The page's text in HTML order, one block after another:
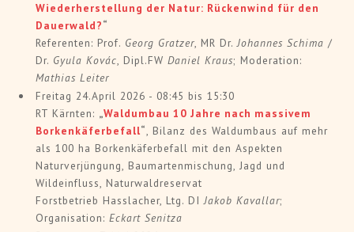
Wiederherstellung der Natur: Rückenwind für den
Dauerwald?“
Referenten: Prof. Georg Gratzer, MR Dr.Johannes Schima /
Dr. Gyula Kovác, Dipl.FW Daniel Kraus; Moderation:
Mathias Leiter
Freitag 24.April 2026 - 08:45 bis 15:30
RT Kärnten: „Waldumbau 10 Jahre nach massivem
Borkenkäferbefall“, Bilanz des Waldumbaus auf mehr
als 100 ha Borkenkäferbefall mit den Aspekten
Naturverjüngung, Baumartenmischung, Jagd und
Wildeinfluss, Naturwaldreservat
Forstbetrieb Hasslacher, Ltg. DIJakob Kavallar;
Organisation: Eckart Senitza